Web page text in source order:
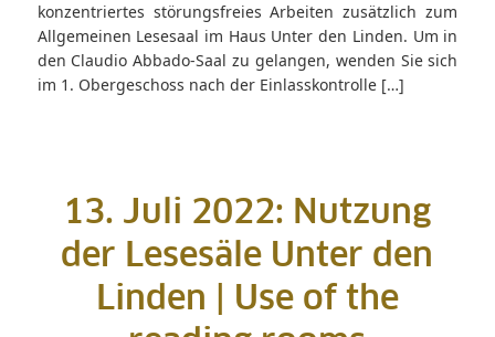
konzentriertes störungsfreies Arbeiten zusätzlich zum
Allgemeinen Lesesaal im Haus Unter den Linden. Um in
den Claudio Abbado-Saal zu gelangen, wenden Sie sich
im 1. Obergeschoss nach der Einlasskontrolle […]
13. Juli 2022: Nutzung
der Lesesäle Unter den
Linden | Use of the